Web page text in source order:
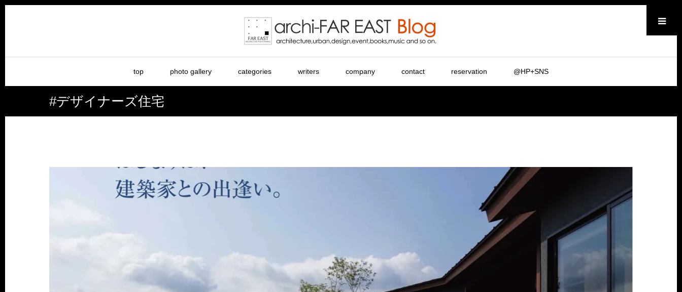
top photo gallery categories writers company contact reservation @HP+SNS
#デザイナーズ住宅